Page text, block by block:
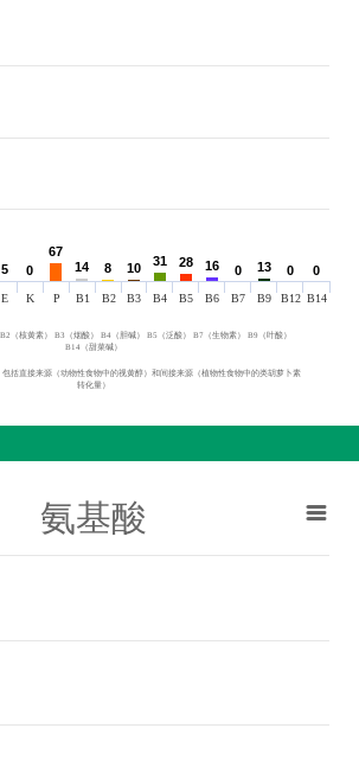
5
5 0
0
67
67
14
14 8
8 10
10 31
31 28
28 16
16 0
0 13
13 0
0 0
0
E K P B1 B2 B3 B4 B5 B6 B7 B9 B12 B14
（核黄素） B3（烟酸） B4（胆碱） B5（泛酸） B7（生物素） B9（叶酸）
B14（甜菜碱）
括直接来源（动物性食物中的视黄醇）和间接来源（植物性食物中的类胡萝卜素
转化量）
氨基酸